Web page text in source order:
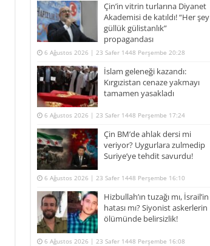
Çin’in vitrin turlarına Diyanet
Akademisi de katıldı! “Her şey
güllük gülistanlık”
propagandası
6 Ağustos 2026 | 23 Safer 1448 Perşembe 20:28
İslam geleneği kazandı:
Kırgızistan cenaze yakmayı
tamamen yasakladı
6 Ağustos 2026 | 23 Safer 1448 Perşembe 17:24
Çin BM’de ahlak dersi mi
veriyor? Uygurlara zulmedip
Suriye’ye tehdit savurdu!
6 Ağustos 2026 | 23 Safer 1448 Perşembe 16:10
Hizbullah’ın tuzağı mı, İsrail’in
hatası mı? Siyonist askerlerin
ölümünde belirsizlik!
6 Ağustos 2026 | 23 Safer 1448 Perşembe 16:08